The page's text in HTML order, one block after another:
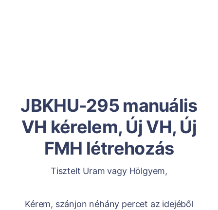
JBKHU-295 manuális
VH kérelem, Új VH, Új
FMH létrehozás
Tisztelt Uram vagy Hölgyem,
Kérem, szánjon néhány percet az idejéből